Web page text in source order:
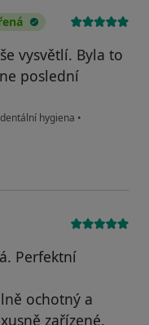
vysvětlí. Byla to
poslední
hygiena •
Perfektní
ochotný a
zařízené.